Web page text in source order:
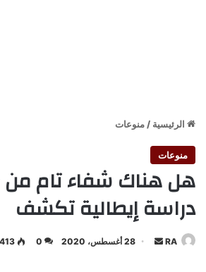
الرئيسية / منوعات
منوعات
هل هناك شفاء تام من
دراسة إيطالية تكشف
RA
أرسل 28 أغسطس، 2020 0
413